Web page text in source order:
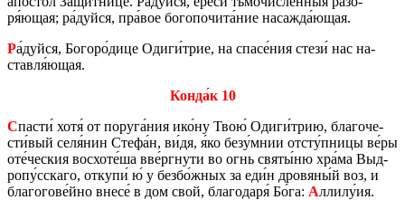
ря́ющая; ра́дуйся, пра́вое бо­го­по­чи­та́ние на­саж­да́ющая.
Ра́дуйся, Бо­го­ро́дице Одиги́трие, на спасе́ния стези́ нас на­
став­ля́ющая.
Конда́к 10
Спасти́ хотя́ от по­ру­га́ния ико́ну Твою́ Одиги́трию, бла­го­че­
сти́вый селя́нин Стефа́н, ви́дя, я́ко безу́мнии отсту́пницы ве́ры
оте́чес­кия вос­хо­те́ша вве́рг­ну­ти во огнь святы́ню хра́ма Выд­
ро­пу́сска­го, от­ку­пи́ ю́ у безбо́жных за еди́н дро­вя­ны́й воз, и
бла­го­го­ве́йно внесе́ в дом свой, бла­го­да­ря́ Бо́га: Аллилу́ия.